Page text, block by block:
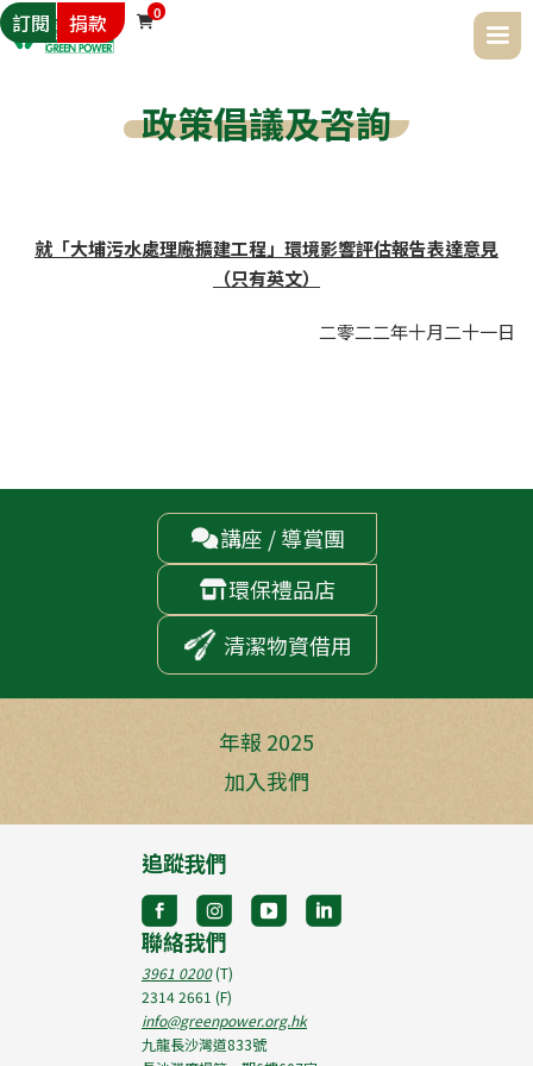
訂閱 捐款 
0
政策倡議及咨詢
就「大埔污水處理廠擴建工程」環境影響評估報告表達意見
（只有英文）
二零二二年十月二十一日
講座 / 導賞團
環保禮品店
清潔物資借用
年報 2025
加入我們
追蹤我們
聯絡我們
3961 0200(T)
2314 2661 (F)
info@greenpower.org.hk
九龍長沙灣道833號